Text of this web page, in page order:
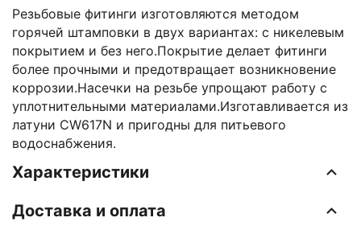
Резьбовые фитинги изготовляются методом
горячей штамповки в двух вариантах: с никелевым
покрытием и без него.Покрытие делает фитинги
более прочными и предотвращает возникновение
коррозии.Насечки на резьбе упрощают работу с
уплотнительными материалами.Изготавливается из
латуни CW617N и пригодны для питьевого
водоснабжения.
Характеристики
Доставка и оплата